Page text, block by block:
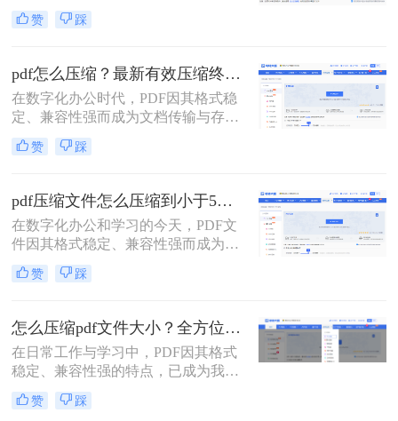
的需求，然后逐一详解每种方法的具
大小呢？本文将系统介绍5种主流压
缩方法，助你精准平衡文件体积与质
赞 踩
pdf怎么压缩？最新有效压缩终极指南！
在数字化办公时代，PDF因其格式稳
定、兼容性强而成为文档传输与存档
的首选。然而，高分辨率图片、嵌入
字体和多媒体内容也使得PDF文件体
送、云端存储和即时分享带来了巨大
困扰。如何高效、无损（或视觉无
损）地压缩PDF，成为一个普遍需
求。那么pdf怎么压缩呢？
赞 踩
pdf压缩文件怎么压缩到小于5M？4种压缩方法终极指南！
在数字化办公和学习的今天，PDF文
件因其格式稳定、兼容性强而成为我
们日常传输文档的首选。然而，我们
常常会遇到一个令人头疼的问题：一
清图片、复杂图表或嵌入字体而体积
庞大，动辄几十兆甚至上百兆。无论
是通过电子邮件发送（通常有附件大
小限制）、上传至学习平台还是提交
至企业系统，文件大小限制（如常见
的5MB）往往是一道难以逾越的关
赞 踩
怎么压缩pdf文件大小？全方位高效压缩方法终极指南！
在日常工作与学习中，PDF因其格式
稳定、兼容性强的特点，已成为我们
分享文档、报告和论文的首选格式。
然而，过大的PDF文件常常会带来诸
赞 踩